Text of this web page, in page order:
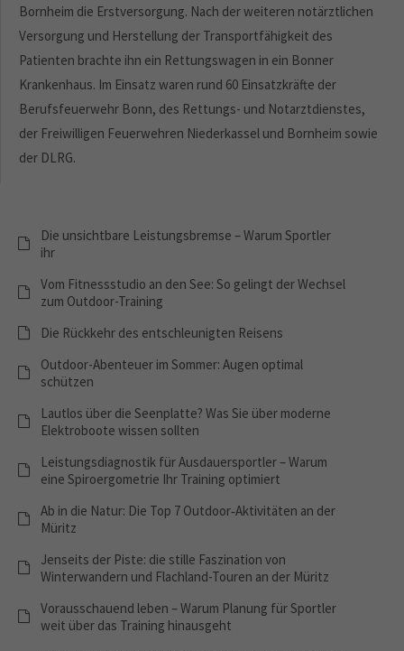
Bornheim die Erstversorgung. Nach der weiteren notärztlichen
Versorgung und Herstellung der Transportfähigkeit des
Patienten brachte ihn ein Rettungswagen in ein Bonner
Krankenhaus. Im Einsatz waren rund 60 Einsatzkräfte der
Berufsfeuerwehr Bonn, des Rettungs- und Notarztdienstes,
der Freiwilligen Feuerwehren Niederkassel und Bornheim sowie
der DLRG.
Die unsichtbare Leistungsbremse – Warum Sportler
ihr
Vom Fitnessstudio an den See: So gelingt der Wechsel
zum Outdoor-Training
Die Rückkehr des entschleunigten Reisens
Outdoor-Abenteuer im Sommer: Augen optimal
schützen
Lautlos über die Seenplatte? Was Sie über moderne
Elektroboote wissen sollten
Leistungsdiagnostik für Ausdauersportler – Warum
eine Spiroergometrie Ihr Training optimiert
Ab in die Natur: Die Top 7 Outdoor‑Aktivitäten an der
Müritz
Jenseits der Piste: die stille Faszination von
Winterwandern und Flachland-Touren an der Müritz
Vorausschauend leben – Warum Planung für Sportler
weit über das Training hinausgeht